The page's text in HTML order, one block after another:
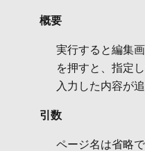
概要
実行すると編集
を押すと、指定
入力した内容が
引数
ページ名は省略